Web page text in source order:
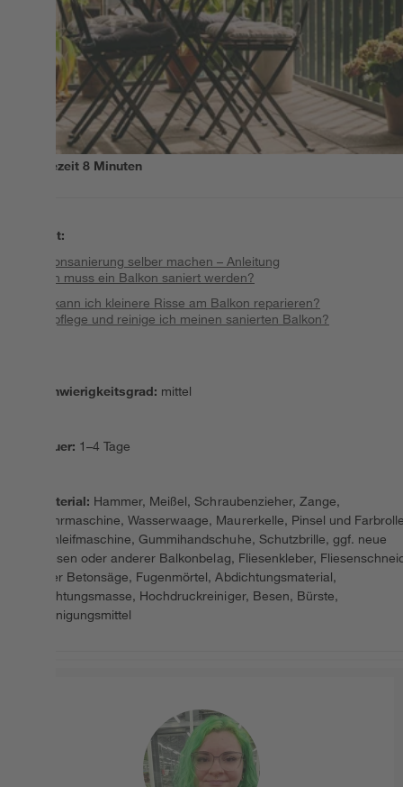
Lesezeit8 Minuten
Inhalt:
Balkonsanierung selber machen – Anleitung
Wann muss ein Balkon saniert werden?
Wie kann ich kleinere Risse am Balkon reparieren?
Wie pflege und reinige ich meinen sanierten Balkon?
Schwierigkeitsgrad: mittel
Dauer: 1–4 Tage
Material: Hammer, Meißel, Schraubenzieher, Zange,
Bohrmaschine, Wasserwaage, Maurerkelle, Pinsel und
Schleifmaschine, Gummihandschuhe, Schutzbrille, ggf. neue
Fliesen oder anderer Balkonbelag, Fliesenkleber,
oder Betonsäge, Fugenmörtel, Abdichtungsmaterial,
Dichtungsmasse, Hochdruckreiniger, Besen, Bürste,
Reinigungsmittel